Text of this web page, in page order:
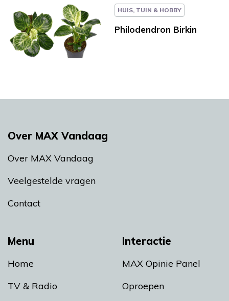
HUIS, TUIN & HOBBY
Philodendron Birkin
Menu
Home
TV & Radio
Interactie
MAX Opinie Panel
Oproepen
Over MAX Vandaag
Over MAX Vandaag
Veelgestelde vragen
Contact